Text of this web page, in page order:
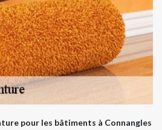
pour les bâtiments à Connangles